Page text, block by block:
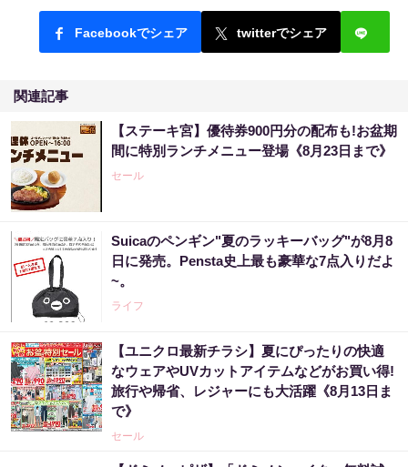
Facebookでシェア twitterでシェア
関連記事
【ステーキ宮】優待券900円分の配布も!お盆期
間に特別ランチメニュー登場《8月23日まで》
セール
Suicaのペンギン"夏のラッキーバッグ"が8月8
日に発売。Pensta史上最も豪華な7点入りだよ
~。
ライフ
【ユニクロ最新チラシ】夏にぴったりの快適
なウェアやUVカットアイテムなどがお買い得!
旅行や帰省、レジャーにも大活躍《8月13日ま
で》
セール